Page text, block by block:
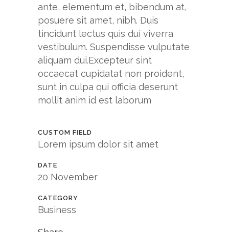
ante, elementum et, bibendum at,
posuere sit amet, nibh. Duis
tincidunt lectus quis dui viverra
vestibulum. Suspendisse vulputate
aliquam dui.Excepteur sint
occaecat cupidatat non proident,
sunt in culpa qui officia deserunt
mollit anim id est laborum
CUSTOM FIELD
Lorem ipsum dolor sit amet
DATE
20 November
CATEGORY
Business